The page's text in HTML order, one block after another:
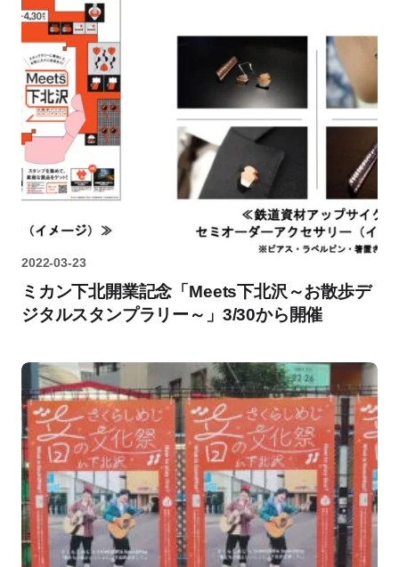
2022-03-23
ミカン下北開業記念「Meets下北沢～お散歩デ
ジタルスタンプラリー～」3/30から開催